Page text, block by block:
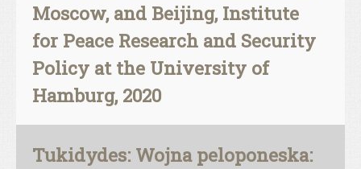
Moscow, and Beijing, Institute
for Peace Research and Security
Policy at the University of
Hamburg, 2020
Tukidydes: Wojna peloponeska: